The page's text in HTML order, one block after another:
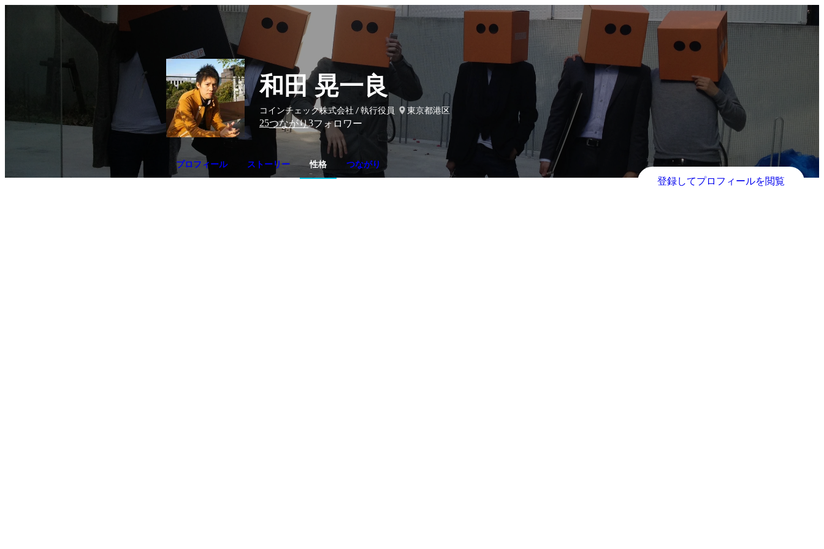
和田 晃一良
コインチェック株式会社 / 執行役員
東京都港区
25つながり3フォロワー
プロフィール ストーリー 性格 つながり
登録してプロフィールを閲覧